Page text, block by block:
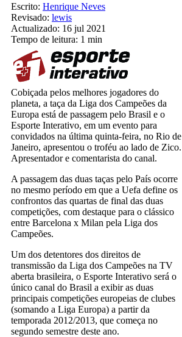
Escrito: Henrique Neves
Revisado: lewis
Actualizado: 16 jul 2021
Tempo de leitura: 1 min
Cobiçada pelos melhores jogadores do
planeta, a taça da Liga dos Campeões da
Europa está de passagem pelo Brasil e o
Esporte Interativo, em um evento para
convidados na última quinta-feira, no Rio de
Janeiro, apresentou o troféu ao lado de Zico.
Apresentador e comentarista do canal.
A passagem das duas taças pelo País ocorre
no mesmo período em que a Uefa define os
confrontos das quartas de final das duas
competições, com destaque para o clássico
entre Barcelona x Milan pela Liga dos
Campeões.
Um dos detentores dos direitos de
transmissão da Liga dos Campeões na TV
aberta brasileira, o Esporte Interativo será o
único canal do Brasil a exibir as duas
principais competições europeias de clubes
(somando a Liga Europa) a partir da
temporada 2012/2013, que começa no
segundo semestre deste ano.